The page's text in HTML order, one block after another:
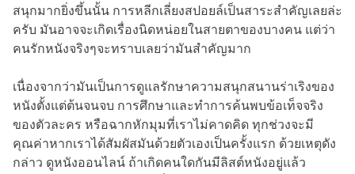
สนุกมากยิ่งขึ้นนั้น การหลีกเลี่ยงสปอยล์เป็นสาระสำคัญเลยล่ะ
ครับ มันอาจจะเกิดเรื่องนิดหน่อยในสายตาของบางคน แต่ว่า
คนรักหนังจริงๆจะทราบเลยว่ามันสำคัญมาก
เนื่องจากว่ามันเป็นการดูแลรักษาความสนุกสนานร่าเริงของ
หนังตั้งแต่ต้นจนจบ การศึกษาและทำการค้นพบข้อเท็จจริง
ของตัวละคร หรือฉากหักมุมที่เราไม่คาดคิด ทุกช่วงจะมี
คุณค่าหากเราได้สัมผัสมันด้วยตัวเองเป็นครั้งแรก ด้วยเหตุดัง
กล่าว ดูหนังออนไลน์ ถ้าเกิดคนใดกันมีลิสต์หนังอยู่แล้ว